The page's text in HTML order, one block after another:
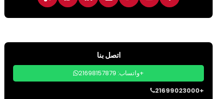
اتصل بنا
واتساب: 21698157879+
21699023000+